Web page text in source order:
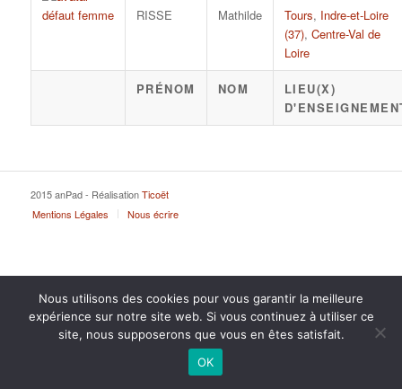
RISSE Mathilde Tours, Indre-et-Loire
(37), Centre-Val de
Loire
PRÉNOM NOM
LIEU(X)
2015 anPad - RéalisationTicoët
Mentions Légales
Nous écrire
Nous utilisons des cookies pour vous garantir la meilleure
expérience sur notre site web. Si vous continuez à utiliser ce
site, nous supposerons que vous en êtes satisfait.
OK